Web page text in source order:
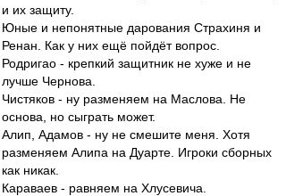
и их защиту.
Юные и непонятные дарования Страхиня и
Ренан. Как у них ещё пойдёт вопрос.
Родригао - крепкий защитник не хуже и не
лучше Чернова.
Чистяков - ну разменяем на Маслова. Не
основа, но сыграть может.
Алип, Адамов - ну не смешите меня. Хотя
разменяем Алипа на Дуарте. Игроки сборных
как никак.
Караваев - равняем на Хлусевича.